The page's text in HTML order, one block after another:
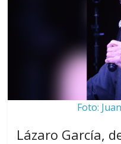
Foto:
Lázaro García,